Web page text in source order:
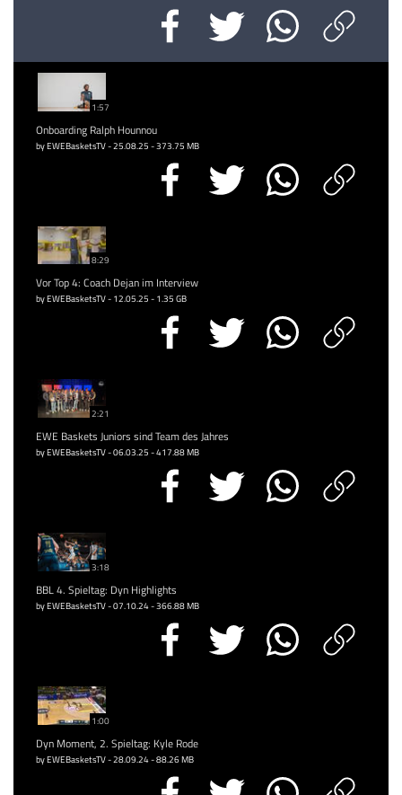
1:57
Onboarding Ralph Hounnou
by EWEBasketsTV - 25.08.25 - 373.75 MB
8:29
Vor Top 4: Coach Dejan im Interview
by EWEBasketsTV - 12.05.25 - 1.35 GB
2:21
EWE Baskets Juniors sind Team des Jahres
by EWEBasketsTV - 06.03.25 - 417.88 MB
3:18
BBL 4. Spieltag: Dyn Highlights
by EWEBasketsTV - 07.10.24 - 366.88 MB
1:00
Dyn Moment, 2. Spieltag: Kyle Rode
by EWEBasketsTV - 28.09.24 - 88.26 MB